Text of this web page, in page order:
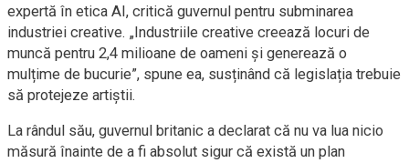
expertă în etica AI, critică guvernul pentru subminarea
industriei creative. „Industriile creative creează locuri de
muncă pentru 2,4 milioane de oameni și generează o
mulțime de bucurie”, spune ea, susținând că legislația trebuie
să protejeze artiștii.
La rândul său, guvernul britanic a declarat că nu va lua nicio
măsură înainte de a fi absolut sigur că există un plan